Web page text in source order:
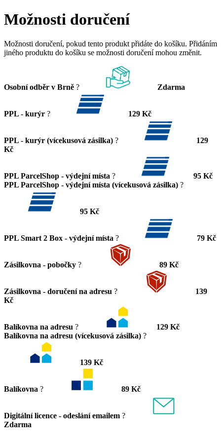
Možnosti doručení
Možnosti doručení, pokud tento produkt přidáte do košíku. Přidáním
jiného produktu do košíku se možnosti doručení mohou změnit.
Osobní odběr v Brně ? Zdarma
PPL - kurýr ? 129 Kč
PPL - kurýr (vícekusová zásilka) ?
129
Kč
PPL ParcelShop - výdejní místa ?
95 Kč
PPL ParcelShop - výdejní místa (vícekusová zásilka) ?
95 Kč
PPL Smart 2 Box - výdejní místa ? 79 Kč
Zásilkovna - pobočky ? 89 Kč
Zásilkovna - doručení na adresu ?
139
Kč
Balíkovna na adresu ?
129 Kč
Balíkovna na adresu (vícekusová zásilka) ?
139 Kč
Balíkovna ? 89 Kč
Digitální licence - odeslání emailem ?
Zdarma